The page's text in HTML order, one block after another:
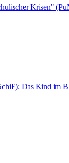
Krisen"
Das Kind im